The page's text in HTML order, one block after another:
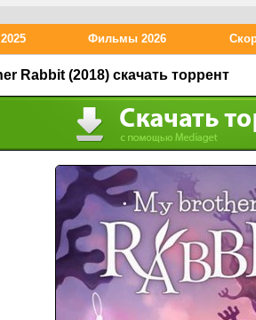
Rabbit (2018) скачать торрент
Фильмы 2026